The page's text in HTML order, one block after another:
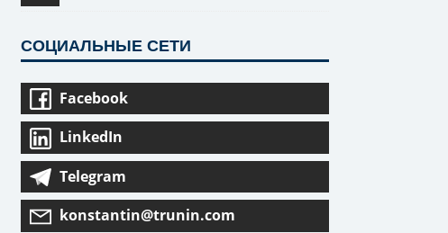
СОЦИАЛЬНЫЕ СЕТИ
Facebook
LinkedIn
Telegram
konstantin@trunin.com